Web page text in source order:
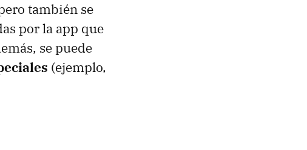
también se
por la app que
se puede
(ejemplo,